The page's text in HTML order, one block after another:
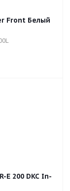
Front Белый
E 200 DKC In-